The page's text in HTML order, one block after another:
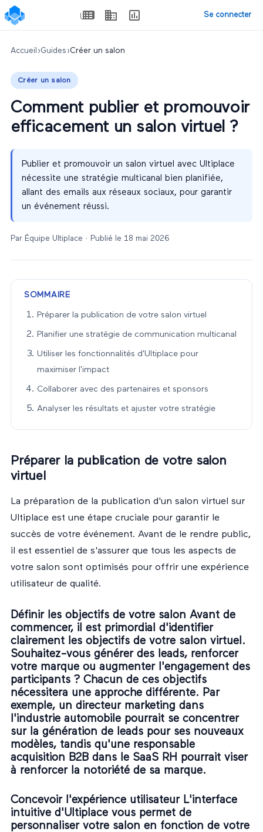
Se connecter
Accueil ›Guides ›Créer un salon
Créer un salon
Comment publier et promouvoir
efficacement un salon virtuel ?
Publier et promouvoir un salon virtuel avec Ultiplace
nécessite une stratégie multicanal bien planifiée,
allant des emails aux réseaux sociaux, pour garantir
un événement réussi.
Par Équipe Ultiplace · Publié le 18 mai 2026
SOMMAIRE
Préparer la publication de votre salon virtuel
Planifier une stratégie de communication multicanal
Utiliser les fonctionnalités d'Ultiplace pour
maximiser l'impact
Collaborer avec des partenaires et sponsors
Analyser les résultats et ajuster votre stratégie
Préparer la publication de votre salon
virtuel
La préparation de la publication d'un salon virtuel sur
Ultiplace est une étape cruciale pour garantir le
succès de votre événement. Avant de le rendre public,
il est essentiel de s'assurer que tous les aspects de
votre salon sont optimisés pour offrir une expérience
utilisateur de qualité.
Définir les objectifs de votre salon Avant de
commencer, il est primordial d'identifier
clairement les objectifs de votre salon virtuel.
Souhaitez-vous générer des leads, renforcer
votre marque ou augmenter l'engagement des
participants ? Chacun de ces objectifs
nécessitera une approche différente. Par
exemple, un directeur marketing dans
l'industrie automobile pourrait se concentrer
sur la génération de leads pour ses nouveaux
modèles, tandis qu'une responsable
acquisition B2B dans le SaaS RH pourrait viser
à renforcer la notoriété de sa marque.
Concevoir l'expérience utilisateur L'interface
intuitive d'Ultiplace vous permet de
personnaliser votre salon en fonction de votre